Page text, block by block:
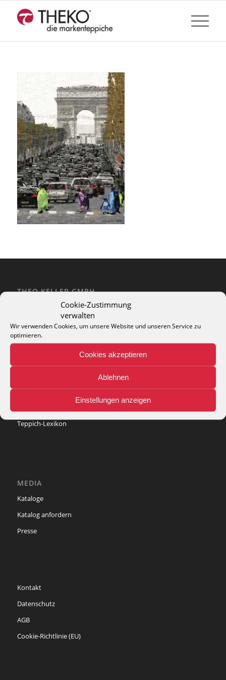
Cookie-Zustimmung
verwalten
Wir verwenden Cookies, um unsere Website und unseren Service zu
optimieren.
Cookies akzeptieren
Ablehnen
Einstellungen anzeigen
THEO KELLER GMBH
Lohackerstr. 30
44867 Bochum
phone: + 49 (2327) 3083 - 20
e-mail:info@theko-collection.com
INFO
Teppich-Lexikon
MEDIA
Kataloge
Katalog anfordern
Presse
Kontakt
Datenschutz
AGB
Cookie-Richtlinie (EU)